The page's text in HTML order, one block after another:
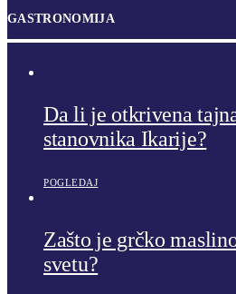
GASTRONOMIJA
Da li je otkrivena
stanovnika Ikarije?
POGLEDAJ
Zašto je grčko
svetu?